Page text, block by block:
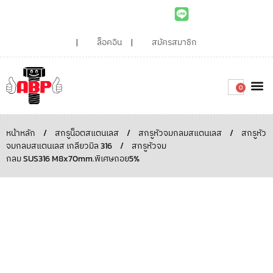
ล็อคอิน สมัครสมาชิก
0
หน้าหลัก / สกรูน็อตสแตนเลส / สกรูหัวจมกลมสแตนเลส /
สกรูหัว
จมกลมสแตนเลส เกลียวมิล 316
/
สกรูหัวจม
กลม SUS316 M8x70mm.พิเศษถอย5%